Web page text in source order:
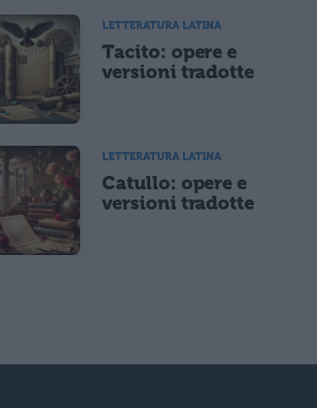
LETTERATURA LATINA
Tacito: opere e
versioni tradotte
LETTERATURA LATINA
Catullo: opere e
versioni tradotte